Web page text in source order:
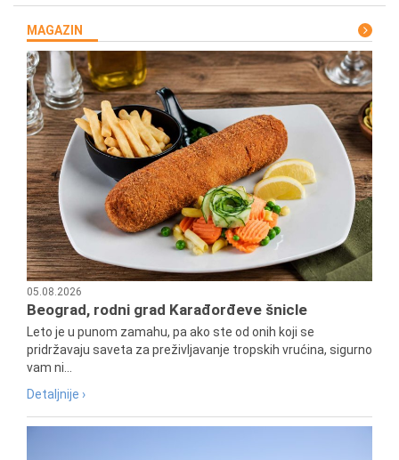
MAGAZIN
05.08.2026
Beograd, rodni grad Karađorđeve šnicle
Leto je u punom zamahu, pa ako ste od onih koji se
pridržavaju saveta za preživljavanje tropskih vrućina, sigurno
vam ni...
Detaljnije ›